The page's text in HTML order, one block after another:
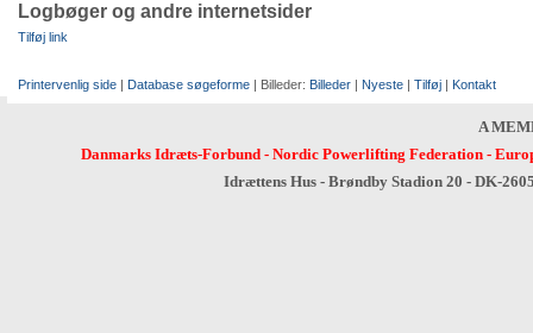
Logbøger og andre internetsider
Tilføj link
Printervenlig side | Database søgeforme | Billeder: Billeder | Nyeste | Tilføj | Kontakt
A
Danmarks Idræts-Forbund- Nordic Powerlifting Federation-
Idrættens Hus - Brøndby Stadion 20 - DK-